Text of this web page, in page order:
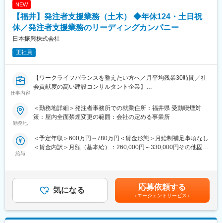
＼教育体制について／
現場・実務を通じて着実に力を身につけるOJT教育を基本として
います。
（1）経験・スキルに応じて、段階的に業務を担当
（2）先輩社員・上長のフォローを受けながら実践的に学習
経験が浅めの方でも、無理なく業務に慣れていける環境です◎
事業に関する各種資料（予算・調査・設計条件・工事発注資料
等）の作成・取りまとめ支援
工事予定価格算出のため、現地調査、図面・数量確認、積算資料
作成、システム入力等を支援
＼働き方について／
（１） 官公庁案件中心だからこその「安定した働き方」
・土日祝休み、残業月平均30時間
・急な方針転換や過度な納期逼迫が起きにくい
NEW
【福井】発注者支援業務（土木） ◆年休124・土日祝
休／発注者支援業務のリーディングカンパニー
日本振興株式会社
正社員
仕事内容
【ワークライフバランスを整えたい方へ／月平均残業30時間／社
会貢献度の高い建設コンサルタント企業】
■日本振興について：
（1）公共インフラ分野を牽引するリーディングカンパニー
ンパニーならではの大規模かつ社会的影響力の大きいプロジェク
トに携わることができます。
■職務内容：
公共事業の発注者である官公庁を、技術的立場から支援する業務
をお任せ致します。
勤務地
＜勤務地詳細＞発注者事務所での就業住所：福井県 受動喫煙対
策：屋内全面禁煙変更の範囲：会社の定める事業所
給与
＜予定年収＞600万円～780万円＜賃金形態＞月給制補足事項なし
＜賃金内訳＞月額（基本給）：260,000円～330,000円その他固定
＞有＜残業手当＞有＜給与補足＞【昇給】年1回（4月）【賞与】
年2回（7月・12月）※別途、特別賞与有り（業績により支給）
【年収例】38歳・中途入社 7年目（係長）830万円／1級土木＋
技術士補（基本給28.64万円＋諸手当＋賞与）賃金はあくまでも目
安の金額であり、選考を通じて上下する可能性があります。月給
気になる 応募依頼する
（エージェントサービス）